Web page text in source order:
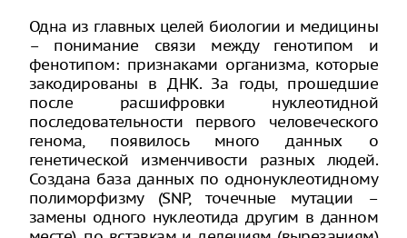
Одна из главных целей биологии и медицины
– понимание связи между генотипом и
фенотипом: признаками организма, которые
закодированы в ДНК. За годы, прошедшие
после расшифровки нуклеотидной
последовательности первого человеческого
генома, появилось много данных о
генетической изменчивости разных людей.
Создана база данных по однонуклеотидному
полиморфизму (SNP, точечные мутации –
замены одного нуклеотида другим в данном